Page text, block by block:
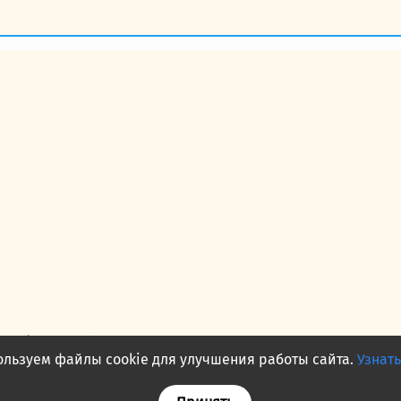
О насфайлы cookie для улучшения работы сайта.